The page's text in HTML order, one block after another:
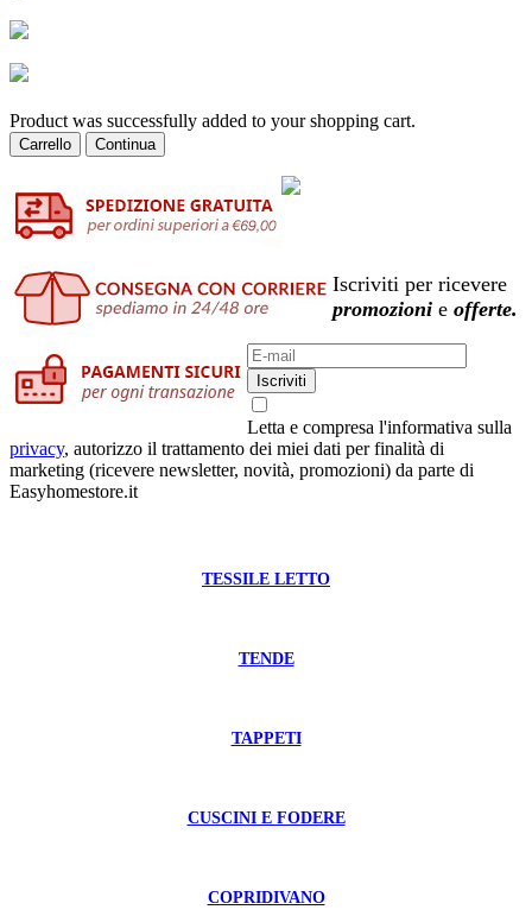
Product was successfully added to your shopping cart.
Carrello Continua
Iscriviti per ricevere
promozioni e offerte.
Iscriviti
Letta e compresa l'informativa sulla
privacy, autorizzo il trattamento dei miei dati per finalità di
marketing (ricevere newsletter, novità, promozioni) da parte di
Easyhomestore.it
TESSILE LETTO
TENDE
TAPPETI
CUSCINI E FODERE
COPRIDIVANO